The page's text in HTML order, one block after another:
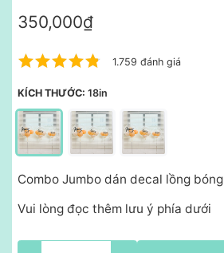
350,000₫
1.759 đánh giá
KÍCH THƯỚC: 18in
Combo Jumbo dán decal lồng bóng
Vui lòng đọc thêm lưu ý phía dưới